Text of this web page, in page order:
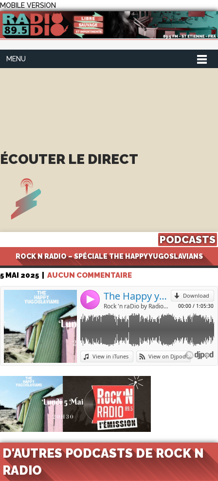
MOBILE VERSION
MENU
ÉCOUTER LE DIRECT
PODCASTS
ROCK N RADIO – SPÉCIALE THE HAPPY YUGOSLAVIANS
5 MAI 2025 AUCUN COMMENTAIRE
D'AUTRES PODCASTS DE ROCK N
RADIO